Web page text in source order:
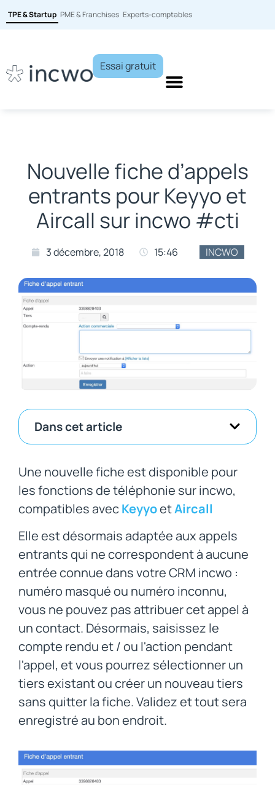
TPE & Startup PME & Franchises Experts-comptables
Essai gratuit
Nouvelle fiche d’appels
entrants pour Keyyo et
Aircall sur incwo #cti
3 décembre, 2018 15:46 INCWO
Dans cet article
Une nouvelle fiche est disponible pour
les fonctions de téléphonie sur incwo,
compatibles avecKeyyoetAircall
Elle est désormais adaptée aux appels
entrants qui ne correspondent à aucune
entrée connue dans votre CRM incwo :
numéro masqué ou numéro inconnu,
vous ne pouvez pas attribuer cet appel à
un contact. Désormais, saisissez le
compte rendu et / ou l'action pendant
l'appel, et vous pourrez sélectionner un
tiers existant ou créer un nouveau tiers
sans quitter la fiche. Validez et tout sera
enregistré au bon endroit.